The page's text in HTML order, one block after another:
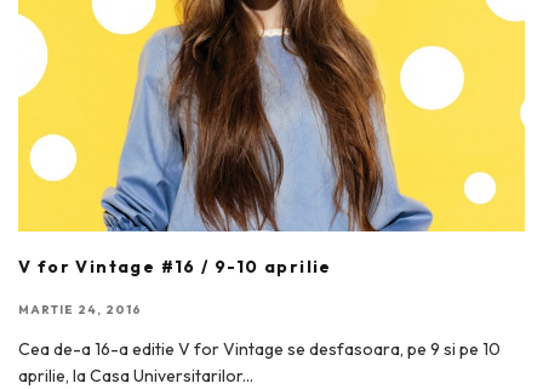
V for Vintage #16 / 9-10 aprilie
MARTIE 24, 2016
Cea de-a 16-a editie V for Vintage se desfasoara, pe 9 si pe 10
aprilie, la Casa Universitarilor...